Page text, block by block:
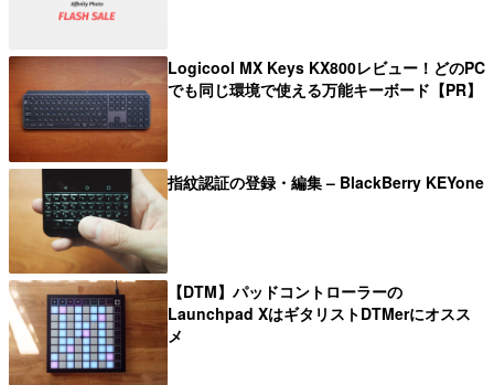
Logicool MX Keys KX800レビュー！どのPC
でも同じ環境で使える万能キーボード【PR】
指紋認証の登録・編集 – BlackBerry KEYone
【DTM】パッドコントローラーの
Launchpad XはギタリストDTMerにオスス
メ